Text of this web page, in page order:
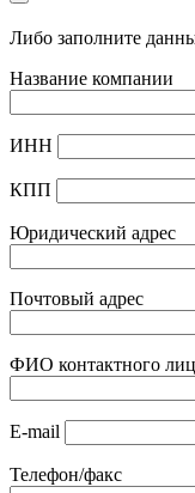
Либо заполните
Название компании
ИНН
КПП
Юридический адрес
Почтовый адрес
ФИО контактного
E-mail
Телефон/факс